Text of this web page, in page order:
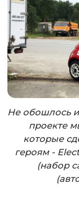
Не обошлось
проекте
которые
героям -
(набор